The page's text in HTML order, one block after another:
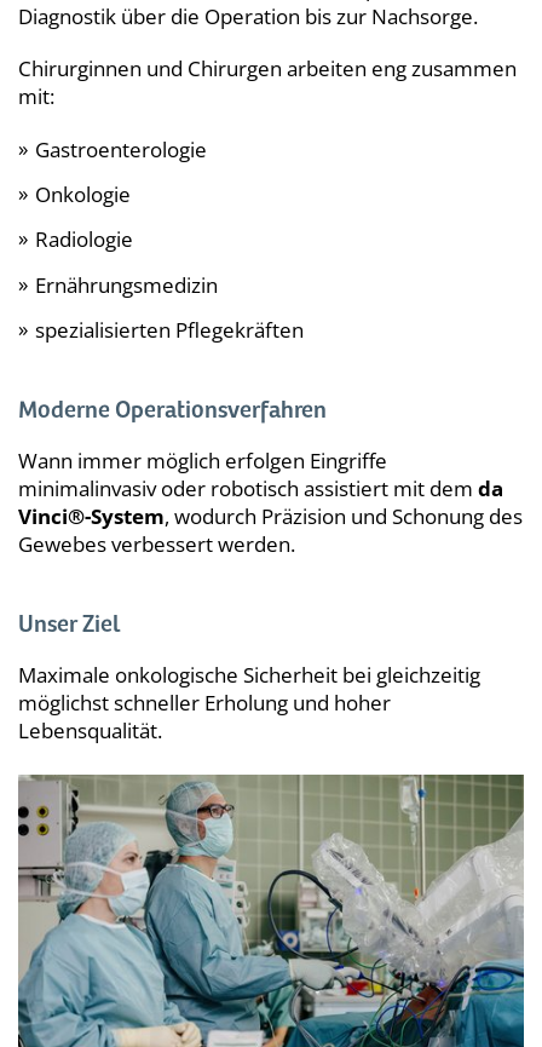
Diagnostik über die Operation bis zur Nachsorge.
Chirurginnen und Chirurgen arbeiten eng zusammen
mit:
Gastroenterologie
Onkologie
Radiologie
Ernährungsmedizin
spezialisierten Pflegekräften
Moderne Operationsverfahren
Wann immer möglich erfolgen Eingriffe
minimalinvasiv oder robotisch assistiert mit dem da
Vinci®-System, wodurch Präzision und Schonung des
Gewebes verbessert werden.
Unser Ziel
Maximale onkologische Sicherheit bei gleichzeitig
möglichst schneller Erholung und hoher
Lebensqualität.